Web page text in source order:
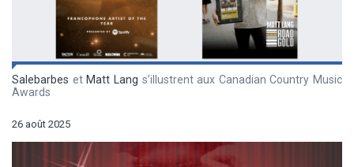
Salebarbes et Matt Lang s’illustrent aux Canadian Country Music
Awards
26 août 2025